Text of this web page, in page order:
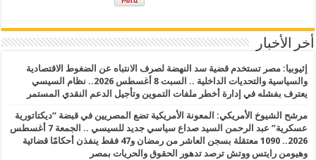
أخر الأخبار
إثيوبيا: مصر تستخدم قضية سد النهضة لصرف الانتباه عن الضغوط الاقتصادية
والسياسية والتحديات الداخلية .. السبت 8 أغسطس 2026.. نظام السيسي
يعترف بفشله في إدارة أخطر ملفات التموين وتأجيل الدعم النقدي المستمر
مرشح الشيوخ الأمريكي: المعونة الأمريكية تضع المصريين في قبضة “ديكتاتورية
عسكرية” عبد الرحمن السيد صداع سياسي جديد للسيسي .. الجمعة 7 أغسطس
2026.. 1090 معتقلة بسجن العاشر من رمضان و47 فقط ينفذن أحكامًا قضائية
وهيومن رايتس ووتش ترصد تدهور الحقوق والحريات بمصر